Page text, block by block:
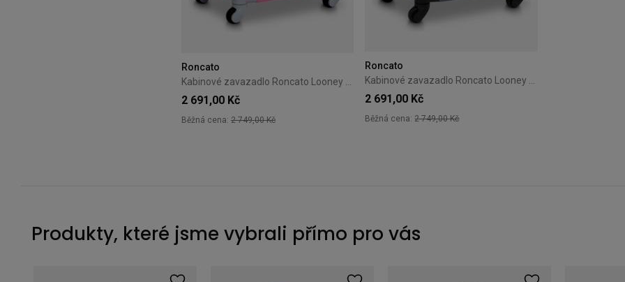
Roncato
2 691,00 Kč
Běžná cena: 2 749,00 Kč
Roncato
Kabinové zavazadlo Roncato Looney Tunes Taz 50 cm – Antracitové
2 691,00 Kč
Běžná cena:2 749,00 Kč
Produkty, které jsme vybrali přímo pro vás